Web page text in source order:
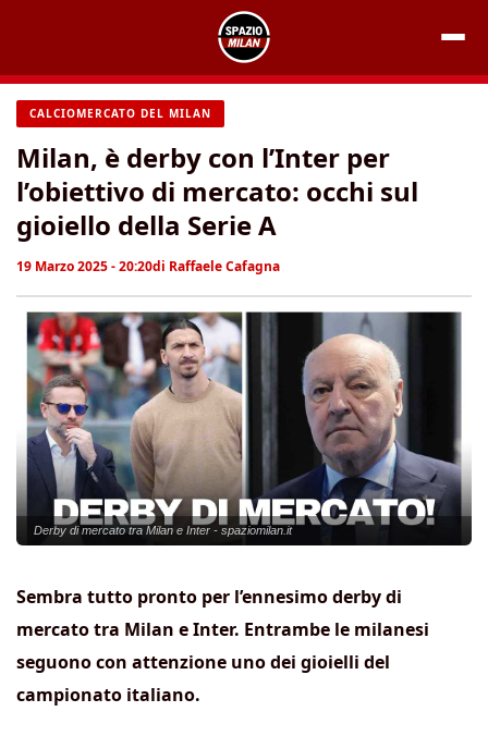
contenuto
CALCIOMERCATO DEL MILAN
Milan, è derby con l’Inter per
l’obiettivo di mercato: occhi sul
gioiello della Serie A
19 Marzo 2025 - 20:20di Raffaele Cafagna
Derby di mercato tra Milan e Inter - spaziomilan.it
Sembra tutto pronto per l’ennesimo derby di
mercato tra Milan e Inter. Entrambe le milanesi
seguono con attenzione uno dei gioielli del
campionato italiano.